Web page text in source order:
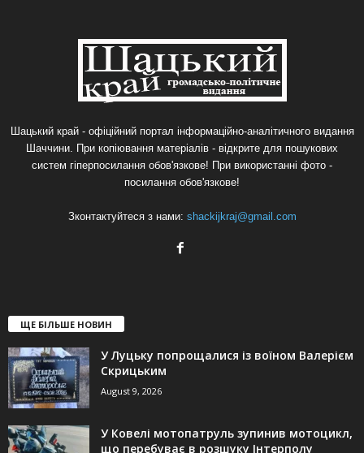
Шацький край - офіційний портал інформаційно-аналітичного видання
Шаччини. При копіювання матеріалів - відкрите для пошукових
систем гіперпосилання обов'язкове! При використанні фото -
посилання обов'язкове!
Зконтактуйтеся з нами: shackijkraj@gmail.com
ЩЕ БІЛЬШЕ НОВИН
У Луцьку попрощалися із воїном Валерієм
Скрицьким
August 9, 2026
У Ковелі мотопатруль зупинив мотоцикл,
що перебуває в розшуку Інтерполу